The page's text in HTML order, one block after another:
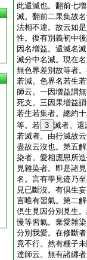
此還滅也。翻前七
滅。翻前二果集故
法相不違。故云如
性。復有別義初中
因名増益。還滅名
滅分中名減。現在
無色界差別故等者
若減。色界名若生
師云。一因増益謂
死支。三因果増益
若生若集者。總約
等。若 3 滅者。還
若滅者。由行滅故
盡故云沒也。第五
染者。愛相應思所
見雜染者。即是諸
名。言有學見迹乃
見已斷沒。有倶生
言唯有習氣。第二
倶生見因分別見生
慢等習氣。業愛雜
分別我愛。在修斷
竟不行。然有種子
達師云。無有諸纒